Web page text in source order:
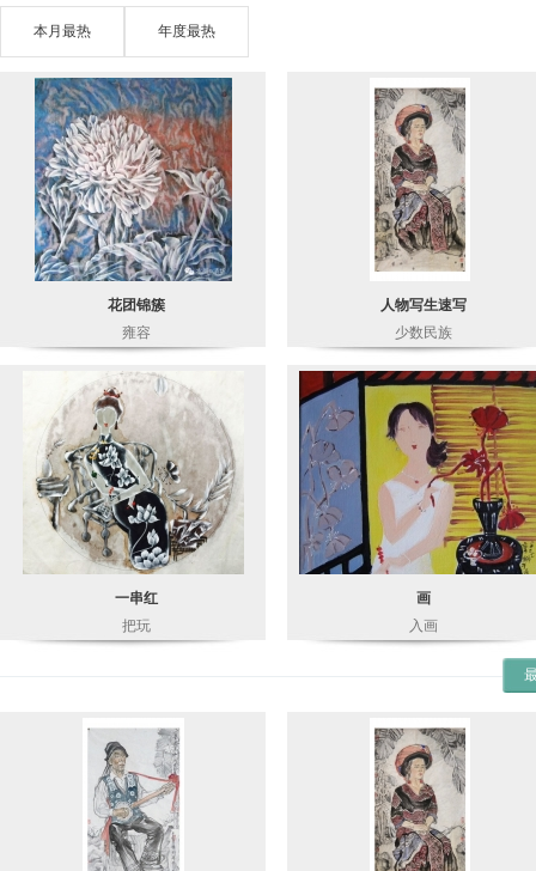
本月最热 年度最热
花团锦簇
雍容
人物写生速写
少数民族
一串红
把玩
画
入画